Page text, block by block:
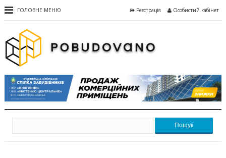
ГОЛОВНЕ МЕНЮ Реєстрація Особистий кабінет
Пошук